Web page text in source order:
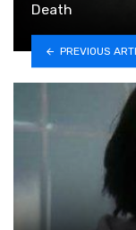
Death
PREVIOUS